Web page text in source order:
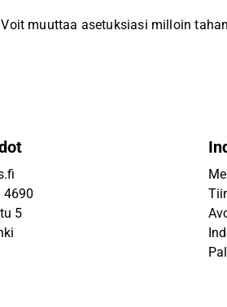
Voit muuttaa asetuksiasi milloin
4690
5